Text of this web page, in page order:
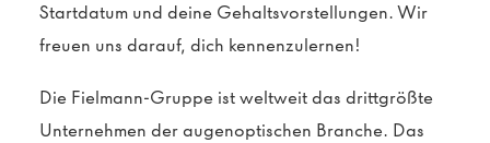
Startdatum und deine Gehaltsvorstellungen. Wir
freuen uns darauf, dich kennenzulernen!
Die Fielmann-Gruppe ist weltweit das drittgrößte
Unternehmen der augenoptischen Branche. Das